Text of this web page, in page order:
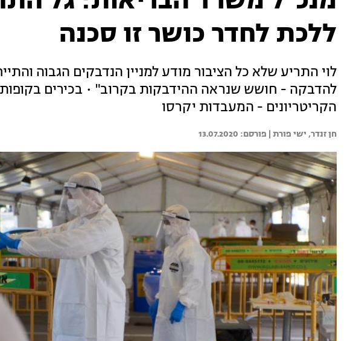
ללכת לחדר כושר זו סכנה
לוי התריע שלא כל הציבור מודע למניין הנדבקים הגבוה
להדבקה - חושש שנראה ההידבקות בקרוב" • בכירים
הקריטריונים - המעבדות יקרסו
חן זנדר, ישי פורת | 13.07.2020